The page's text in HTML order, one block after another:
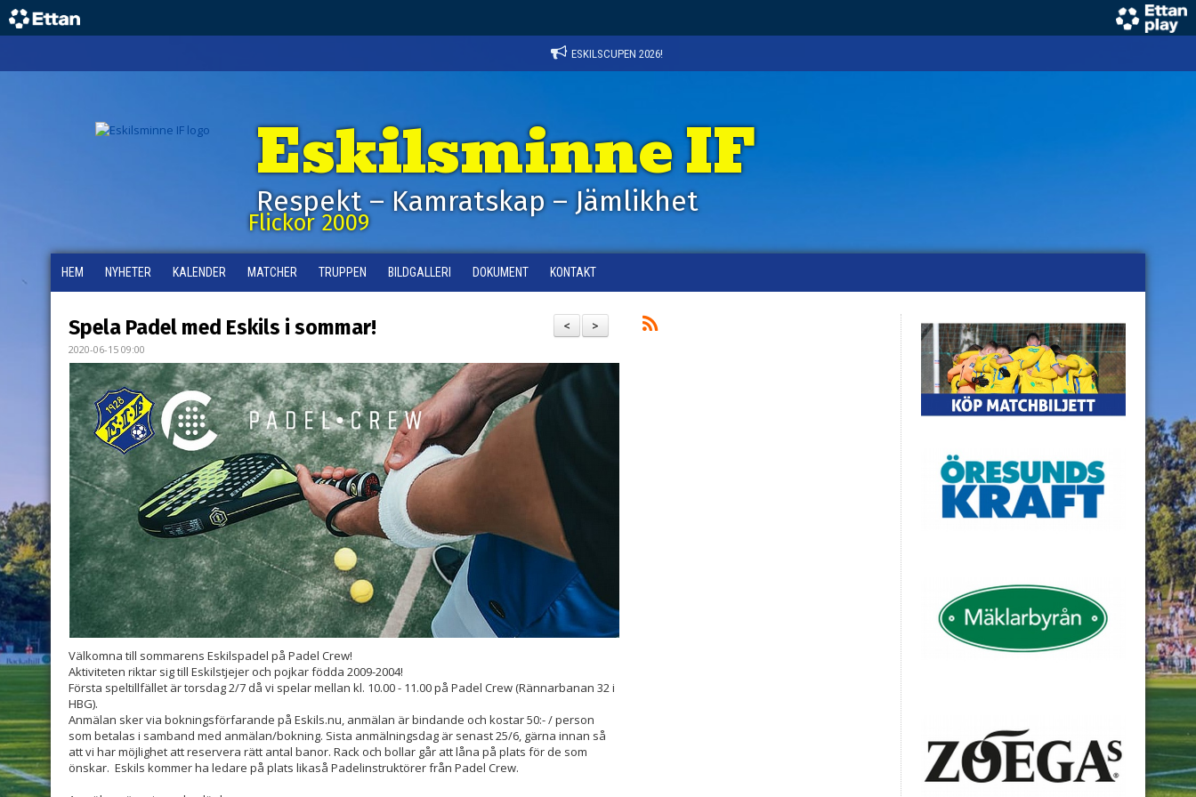
ESKILSCUPEN 2026!
Eskilsminne IF
Respekt – Kamratskap – Jämlikhet
Flickor 2009
HEM NYHETER KALENDER MATCHER TRUPPEN BILDGALLERI DOKUMENT KONTAKT
>
<
Spela Padel med Eskils i sommar!
2020-06-15 09:00
Välkomna till sommarens Eskilspadel på Padel Crew!
Aktiviteten riktar sig till Eskilstjejer och pojkar födda 2009-2004!
Första speltillfället är torsdag 2/7 då vi spelar mellan kl. 10.00 - 11.00 på Padel Crew (Rännarbanan 32 i
HBG).
Anmälan sker via bokningsförfarande på Eskils.nu, anmälan är bindande och kostar 50:- / person
som betalas i samband med anmälan/bokning. Sista anmälningsdag är senast 25/6, gärna innan så
att vi har möjlighet att reservera rätt antal banor. Rack och bollar går att låna på plats för de som
önskar. Eskils kommer ha ledare på plats likaså Padelinstruktörer från Padel Crew.